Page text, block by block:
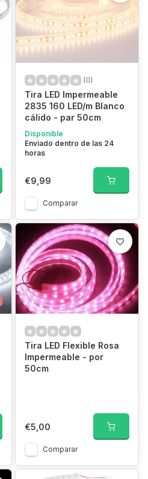
(0)
Tira LED Impermeable
2835 160 LED/m Blanco
cálido - par 50cm
Disponible
Enviado dentro de las 24
horas
€9,99
Comparar
Tira LED Flexible Rosa
Impermeable - por
50cm
€5,00
Comparar